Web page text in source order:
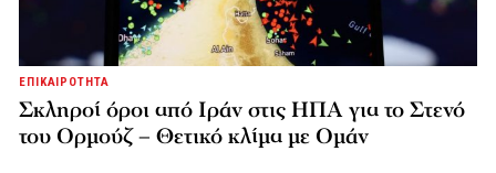
ΕΠΙΚΑΙΡΟΤΗΤΑ
Σκληροί όροι από Ιράν στις ΗΠΑ για το Στενό
του Ορμούζ – Θετικό κλίμα με Ομάν